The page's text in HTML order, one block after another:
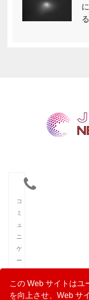
この Web サイトはユ
を向上させ、Web サ
コ
ミ
ュ
ニ
ケ
ー
ョ
ン